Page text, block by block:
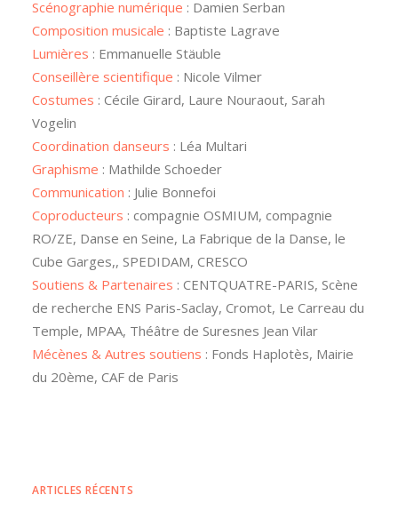
Scénographie numérique : Damien Serban
Composition musicale : Baptiste Lagrave
Lumières : Emmanuelle Stäuble
Conseillère scientifique : Nicole Vilmer
Costumes : Cécile Girard, Laure Nouraout, Sarah
Vogelin
Coordination danseurs : Léa Multari
Graphisme : Mathilde Schoeder
Communication : Julie Bonnefoi
Coproducteurs : compagnie OSMIUM, compagnie
RO/ZE, Danse en Seine, La Fabrique de la Danse, le
Cube Garges,, SPEDIDAM, CRESCO
Soutiens & Partenaires : CENTQUATRE-PARIS, Scène
de recherche ENS Paris-Saclay, Cromot, Le Carreau du
Temple, MPAA, Théâtre de Suresnes Jean Vilar
Mécènes & Autres soutiens : Fonds Haplotès, Mairie
du 20ème, CAF de Paris
ARTICLES RÉCENTS